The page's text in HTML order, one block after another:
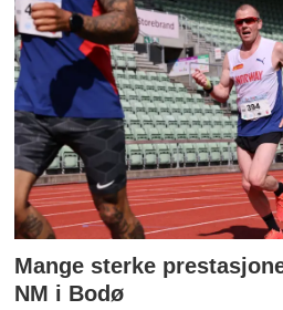
Mange sterke
NM i Bodø